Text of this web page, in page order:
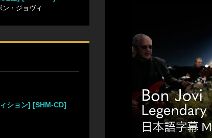
ン・ジョヴィ
ション] [SHM-CD]